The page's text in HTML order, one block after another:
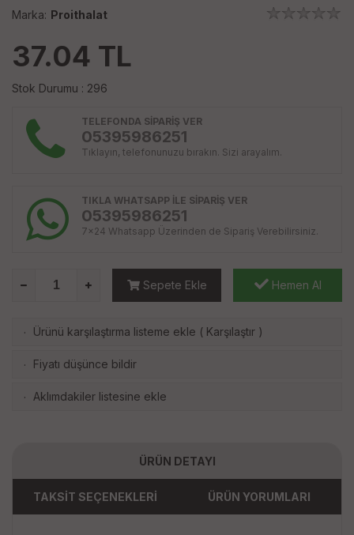
Marka: Proithalat
37.04 TL
Stok Durumu : 296
TELEFONDA SİPARİŞ VER
05395986251
Tıklayın, telefonunuzu bırakın. Sizi arayalım.
TIKLA WHATSAPP İLE SİPARİŞ VER
05395986251
7x24 Whatsapp Üzerinden de Sipariş Verebilirsiniz.
Sepete Ekle Hemen Al
· Ürünü karşılaştırma listeme ekle ( Karşılaştır )
· Fiyatı düşünce bildir
· Aklımdakiler listesine ekle
ÜRÜN DETAYI
TAKSİT SEÇENEKLERİ ÜRÜN YORUMLARI